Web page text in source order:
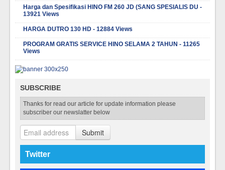
Harga dan Spesifikasi HINO FM 260 JD (SANG SPESIALIS DU -
13921 Views
HARGA DUTRO 130 HD - 12884 Views
PROGRAM GRATIS SERVICE HINO SELAMA 2 TAHUN - 11265
Views
SUBSCRIBE
Thanks for read our article for update information please
subscriber our newslatter below
Submit
Twitter